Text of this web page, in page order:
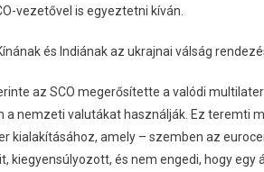
vezetővel is egyeztetni kíván.
és Indiának az ukrajnai válság
az SCO megerősítette a valódi
nemzeti valutákat használják. Ez teremti
kialakításához, amely – szemben az
kiegyensúlyozott, és nem engedi, hogy